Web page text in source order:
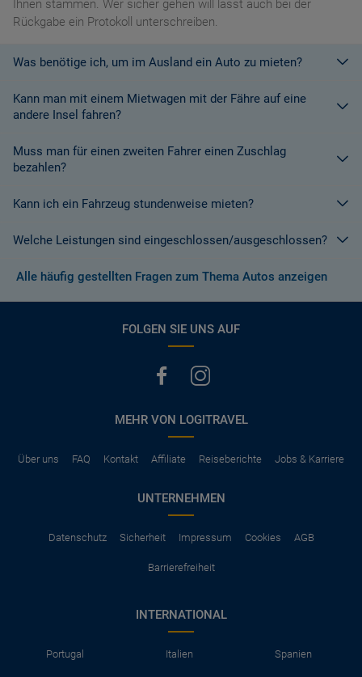
Ihnen stammen. Wer sicher gehen will lässt auch bei der
Rückgabe ein Protokoll unterschreiben.
Was benötige ich, um im Ausland ein Auto zu mieten?
Mit einem europäischen Führerschein ist es kein Problem ein
Fahrzeug zu mieten. In Europa und bei den meisten
Kann man mit einem Mietwagen mit der Fähre auf eine
andere Insel fahren?
Die meisten Fahrzeugvermieter erlauben aus Gründen des
Versicherungsschutzes an Bord eines Schiffes nicht, dass ihre
Informationen finden Sie in den Bedingungen des Vermieters.
Muss man für einen zweiten Fahrer einen Zuschlag
bezahlen?
Ja. Für jeden zusätzlichen Fahrer muss am Zielort ein Zuschlag
Sonderangebot informiert, bei dem ein zusätzlicher Fahrer
Kann ich ein Fahrzeug stundenweise mieten?
Derzeit ist der Mindestzeitraum für eine Autoanmietung 24
Welche Leistungen sind eingeschlossen/ausgeschlossen?
Normalerweise werden Ihnen in den AGB's die Leistungen beim
Abschluss der Buchung aufgezeigt. Wenn nicht anders
(Normalerweise mit SB)
Die folgenden Leistungen sind normalerweise im Mietpreis
Parkhäuser, Maut, Steuern, Strafzettel
Kindersitze, GPS, Schneeketten
Alle häufig gestellten Fragen zum Thema Autos anzeigen
FOLGEN SIE UNS AUF
MEHR VON LOGITRAVEL
Über uns FAQ Kontakt Affiliate Reiseberichte Jobs & Karriere
UNTERNEHMEN
Datenschutz Sicherheit Impressum Cookies AGB
Barrierefreiheit
INTERNATIONAL
Portugal Italien Spanien